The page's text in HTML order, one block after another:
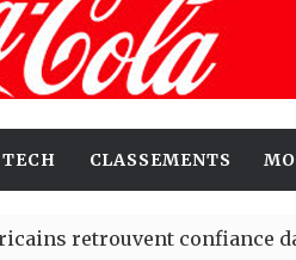
TECH CLASSEMENTS
confiance dans